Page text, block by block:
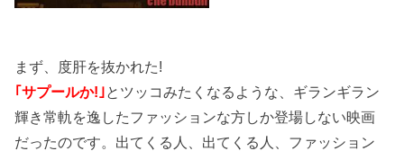
まず、度肝を抜かれた!
｢サプールか!｣とツッコみたくなるような、ギランギラン
輝き常軌を逸したファッションな方しか登場しない映画
だったのです。出てくる人、出てくる人、ファッション